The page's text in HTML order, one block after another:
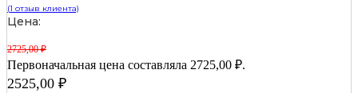
(1 отзыв клиента)
Цена:
2725,00₽
Первоначальная цена составляла 2725,00 ₽.
2525,00 ₽